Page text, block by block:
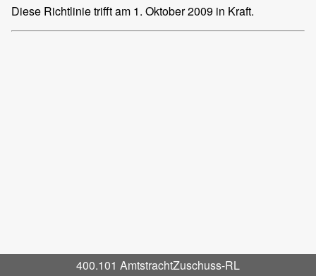
400.101 AmtstrachtZuschuss-RL
Diese Richtlinie trifft am 1. Oktober 2009 in Kraft.